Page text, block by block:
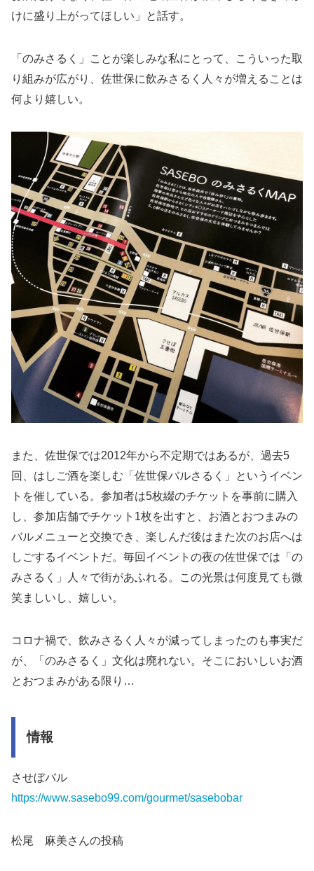
けに盛り上がってほしい」と話す。
「のみさるく」ことが楽しみな私にとって、こういった取
り組みが広がり、佐世保に飲みさるく人々が増えることは
何より嬉しい。
また、佐世保では2012年から不定期ではあるが、過去5
回、はしご酒を楽しむ「佐世保バルさるく」というイベン
トを催している。参加者は5枚綴のチケットを事前に購入
し、参加店舗でチケット1枚を出すと、お酒とおつまみの
バルメニューと交換でき、楽しんだ後はまた次のお店へは
しごするイベントだ。毎回イベントの夜の佐世保では「の
みさるく」人々で街があふれる。この光景は何度見ても微
笑ましいし、嬉しい。
コロナ禍で、飲みさるく人々が減ってしまったのも事実だ
が、「のみさるく」文化は廃れない。そこにおいしいお酒
とおつまみがある限り…
情報
させぼバル
https://www.sasebo99.com/gourmet/sasebobar
松尾 麻美さんの投稿